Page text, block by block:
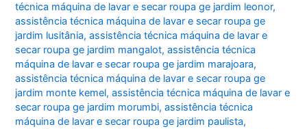
técnica máquina de lavar e secar roupa ge jardim leonor,
assistência técnica máquina de lavar e secar roupa ge
jardim lusitânia,assistência técnica máquina de lavar e
secar roupa ge jardim mangalot,assistência técnica
máquina de lavar e secar roupa ge jardim marajoara,
assistência técnica máquina de lavar e secar roupa ge
jardim monte kemel,assistência técnica máquina de lavar e
secar roupa ge jardim morumbi,assistência técnica
máquina de lavar e secar roupa ge jardim paulista,